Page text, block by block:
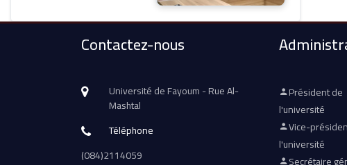
Contactez-nous
Université de Fayoum - Rue Al-
Mashtal
Téléphone
(084)2114059
Président de
l'université
Vice-
l'université
Secrétaire